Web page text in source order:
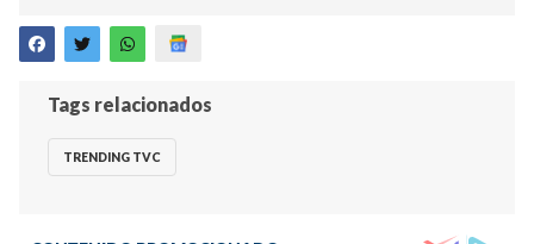
Tags relacionados
TRENDING TVC